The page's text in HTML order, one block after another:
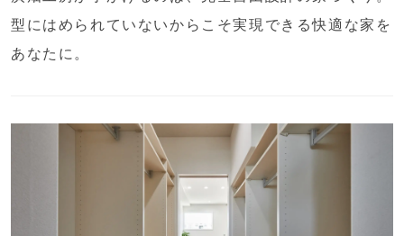
型にはめられていないからこそ実現できる快適な家を
あなたに。